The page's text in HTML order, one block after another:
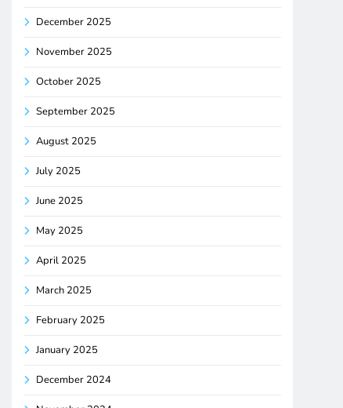
December 2025
November 2025
October 2025
September 2025
August 2025
July 2025
June 2025
May 2025
April 2025
March 2025
February 2025
January 2025
December 2024